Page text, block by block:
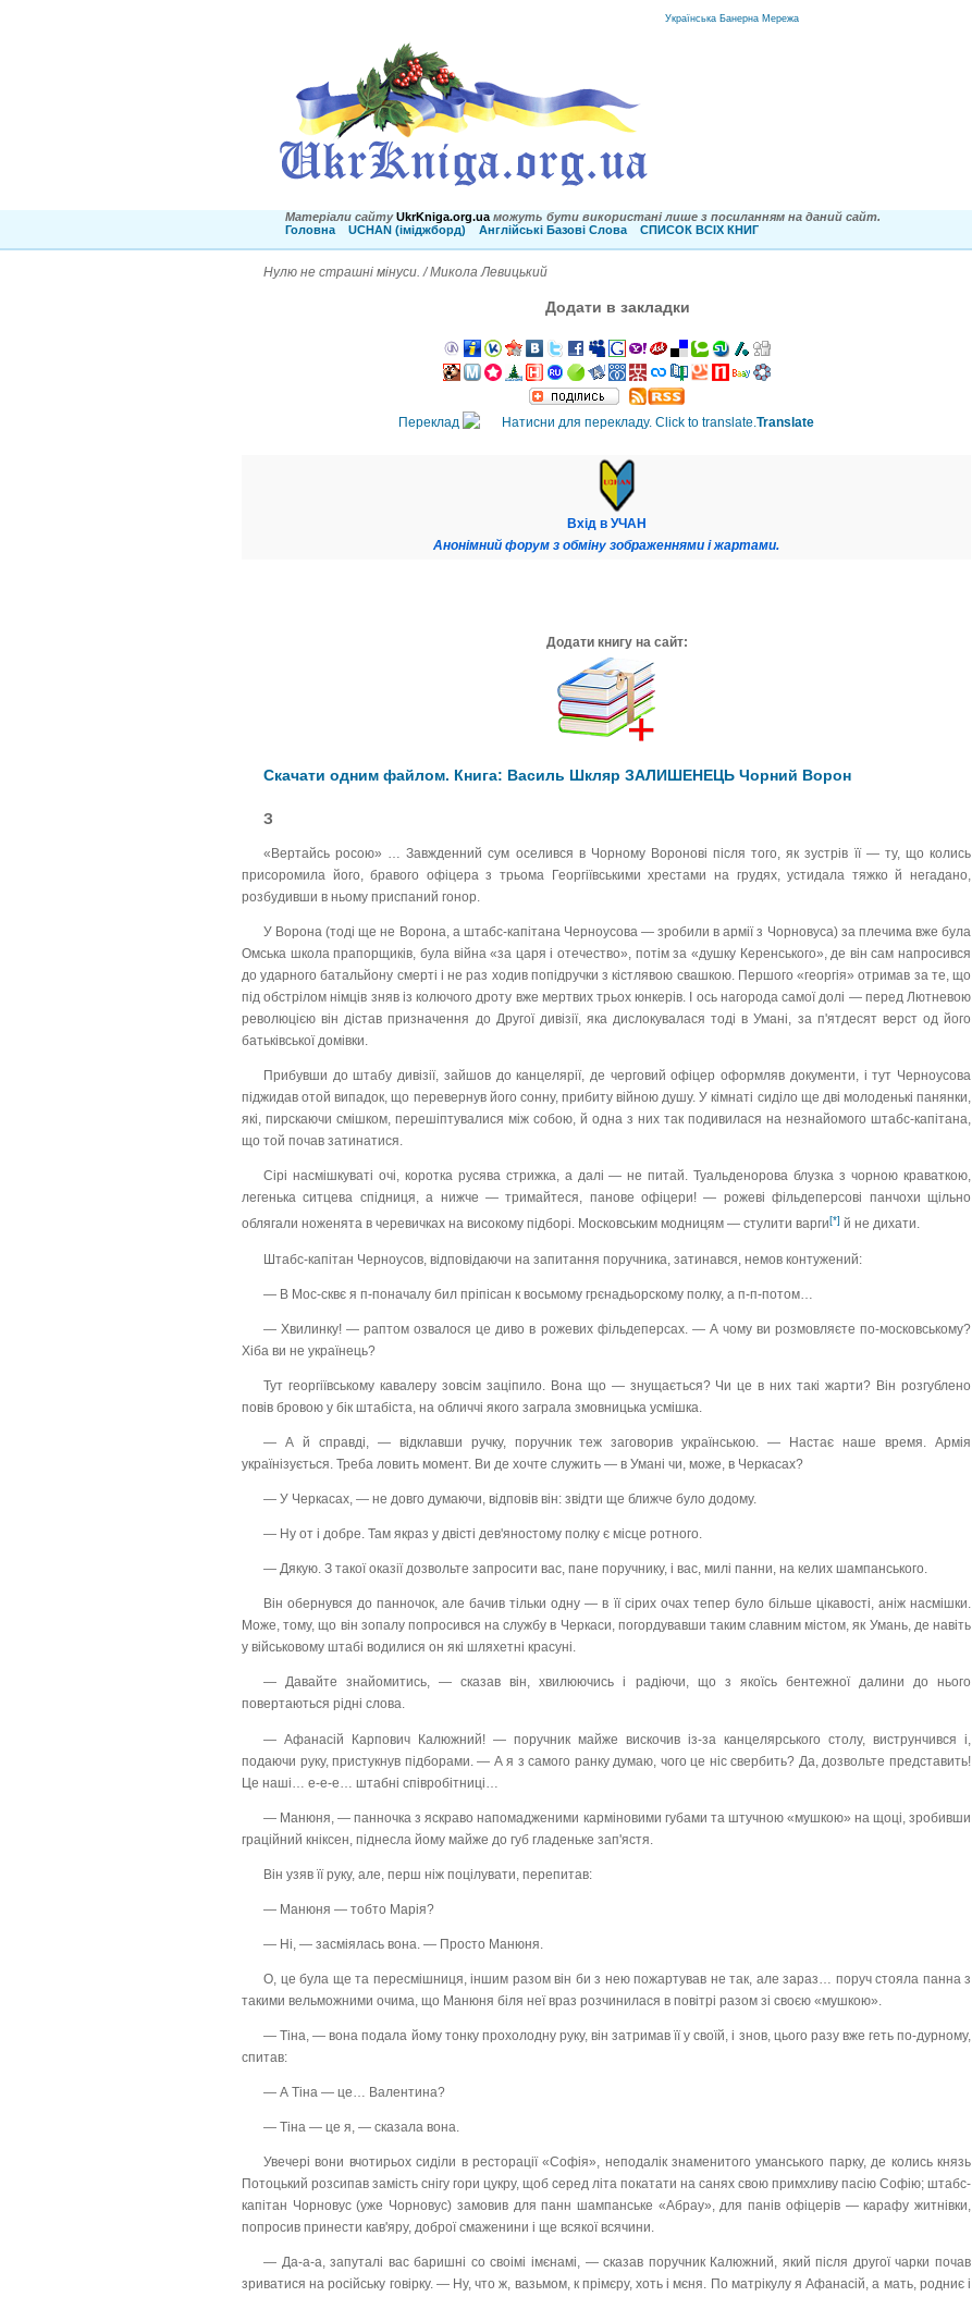
Українська Банерна Мережа
Матеріали сайту UkrKniga.org.ua можуть бути використані лише з посиланням на даний сайт.
Головна
UCHAN (іміджборд) Англійські Базові Слова СПИСОК ВСІХ КНИГ
Нулю не страшні мінуси. / Микола Левицький
Додати в закладки
Переклад Translate
Вхід в УЧАН
Анонімний форум з обміну зображеннями і жартами.
Додати книгу на сайт:
Скачати одним файлом. Книга: Василь Шкляр ЗАЛИШЕНЕЦЬ Чорний Ворон
З
«Вертайсь росою» … Завжденний сум оселився в Чорному Воронові після того, як зустрів її — ту, що колись
присоромила його, бравого офіцера з трьома Георгіївськими хрестами на грудях, устидала тяжко й негадано,
розбудивши в ньому приспаний гонор.
У Ворона (тоді ще не Ворона, а штабс-капітана Черноусова — зробили в армії з Чорновуса) за плечима вже була
Омська школа прапорщиків, була війна «за царя і отечество», потім за «душку Керенського», де він сам напросився
до ударного батальйону смерті і не раз ходив попідручки з кістлявою свашкою. Першого «георгія» отримав за те, що
під обстрілом німців зняв із колючого дроту вже мертвих трьох юнкерів. І ось нагорода самої долі — перед Лютневою
революцією він дістав призначення до Другої дивізії, яка дислокувалася тоді в Умані, за п'ятдесят верст од його
батьківської домівки.
Прибувши до штабу дивізії, зайшов до канцелярії, де черговий офіцер оформляв документи, і тут Черноусова
піджидав отой випадок, що перевернув його сонну, прибиту війною душу. У кімнаті сиділо ще дві молоденькі панянки,
які, пирскаючи смішком, перешіптувалися між собою, й одна з них так подивилася на незнайомого штабс-капітана,
що той почав затинатися.
Сірі насмішкуваті очі, коротка русява стрижка, а далі — не питай. Туальденорова блузка з чорною краваткою,
легенька ситцева спідниця, а нижче — тримайтеся, панове офіцери! — рожеві фільдеперсові панчохи щільно
облягали ноженята в черевичках на високому підборі. Московським модницям — стулити варги[*] й не дихати.
Штабс-капітан Черноусов, відповідаючи на запитання поручника, затинався, немов контужений:
— В Мос-сквє я п-поначалу бил пріпісан к восьмому грєнадьорскому полку, а п-п-потом…
— Хвилинку! — раптом озвалося це диво в рожевих фільдеперсах. — А чому ви розмовляєте по-московському?
Хіба ви не українець?
Тут георгіївському кавалеру зовсім заціпило. Вона що — знущається? Чи це в них такі жарти? Він розгублено
повів бровою у бік штабіста, на обличчі якого заграла змовницька усмішка.
— А й справді, — відклавши ручку, поручник теж заговорив українською. — Настає наше время. Армія
українізується. Треба ловить момент. Ви де хочте служить — в Умані чи, може, в Черкасах?
— У Черкасах, — не довго думаючи, відповів він: звідти ще ближче було додому.
— Ну от і добре. Там якраз у двісті дев'яностому полку є місце ротного.
— Дякую. З такої оказії дозвольте запросити вас, пане поручнику, і вас, милі панни, на келих шампанського.
Він обернувся до панночок, але бачив тільки одну — в її сірих очах тепер було більше цікавості, аніж насмішки.
Може, тому, що він зопалу попросився на службу в Черкаси, погордувавши таким славним містом, як Умань, де навіть
у військовому штабі водилися он які шляхетні красуні.
— Давайте знайомитись, — сказав він, хвилюючись і радіючи, що з якоїсь бентежної далини до нього
повертаються рідні слова.
— Афанасій Карпович Калюжний! — поручник майже вискочив із-за канцелярського столу, виструнчився і,
подаючи руку, пристукнув підборами. — А я з самого ранку думаю, чого це ніс свербить? Да, дозвольте представить!
Це наші… е-е-е… штабні співробітниці…
— Манюня, — панночка з яскраво напомадженими карміновими губами та штучною «мушкою» на щоці, зробивши
граційний кніксен, піднесла йому майже до губ гладеньке зап'ястя.
Він узяв її руку, але, перш ніж поцілувати, перепитав:
— Манюня — тобто Марія?
— Ні, — засміялась вона. — Просто Манюня.
О, це була ще та пересмішниця, іншим разом він би з нею пожартував не так, але зараз… поруч стояла панна з
такими вельможними очима, що Манюня біля неї враз розчинилася в повітрі разом зі своєю «мушкою».
— Тіна, — вона подала йому тонку прохолодну руку, він затримав її у своїй, і знов, цього разу вже геть по-дурному,
спитав:
— А Тіна — це… Валентина?
— Тіна — це я, — сказала вона.
Увечері вони вчотирьох сиділи в ресторації «Софія», неподалік знаменитого уманського парку, де колись князь
Потоцький розсипав замість снігу гори цукру, щоб серед літа покатати на санях свою примхливу пасію Софію; штабс-
капітан Чорновус (уже Чорновус) замовив для панн шампанське «Абрау», для панів офіцерів — карафу житнівки,
попросив принести кав'яру, доброї смаженини і ще всякої всячини.
— Да-а-а, запуталі вас баришні со своімі імєнамі, — сказав поручник Калюжний, який після другої чарки почав
зриватися на російську говірку. — Ну, что ж, вазьмом, к прімєру, хоть і мєня. По матрікулу я Афанасій, а мать, родниє і